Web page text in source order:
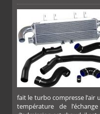
fait le turbo compresse
température de